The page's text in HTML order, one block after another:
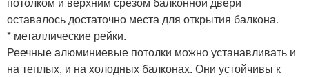
оставалось достаточно места для открытия балкона.
* металлические рейки.
Реечные алюминиевые потолки можно устанавливать и
на теплых, и на холодных балконах. Они устойчивы к